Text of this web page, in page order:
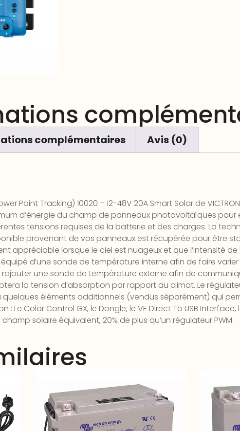
complémentaires Avis (0)
Point Tracking) 10020 – 12-48V 20A Smart Solar de
d’énergie du champ de panneaux photovoltaïques
tensions requises de la batterie et des charges. La
provenant de vos panneaux est récupérée pour être
appréciable lorsque le ciel est nuageux et que l’intensité de
d’une sonde de température interne afin de faire
une sonde de température externe afin de
la tension d’absorption par rapport au climat. Le
quelques éléments additionnels (vendus séparément) qui
Le Color Control GX, le Dongle, le VE Direct To USB Interface,
solaire équivalent, 20% de plus qu’un régulateur PWM.
Batterie